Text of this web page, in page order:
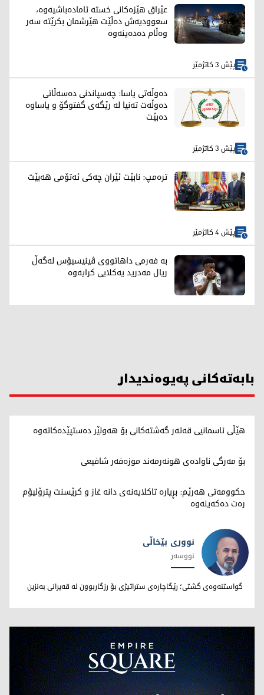
عێراق هێزەکانی خستە ئامادەباشیەوە،
سعوودیەش دەڵێت هێرشمان بکرێتە سەر
وەڵام دەدەینەوە
پێش 3 کاتژمێر
دەوڵەتی یاسا: چەسپاندنی دەسەڵاتی
دەوڵەت تەنیا لە رێگەی گفتوگۆ و یاساوە
دەبێت
پێش 3 کاتژمێر
ترەمپ: نابێت ئێران چەکی ئەتۆمی هەبێت
پێش 4 کاتژمێر
بە فەرمی داهاتووی ڤینیسیۆس لەگەڵ
ریال مەدرید یەکلایی کرایەوە
بابەتەکانی پەیوەندیدار
هێڵی ئاسمانیی قەتەر گەشتەکانی بۆ هەولێر دەستپێدەکاتەوە
بۆ مەرگی ناوادەی هونەرمەند موزەفەر شافیعی
حکوومەتی هەرێم: بڕیارە تاکلایەنەی دانە غاز و کرێسنت پترۆلیۆم
رەت دەکەینەوە
نووری بێخاڵی
نووری بێخاڵی
نووسەر
گواستنەوەی گشتی؛ رێگاچارەی ستراتیژی بۆ رزگاربوون لە قەیرانی بەنزین